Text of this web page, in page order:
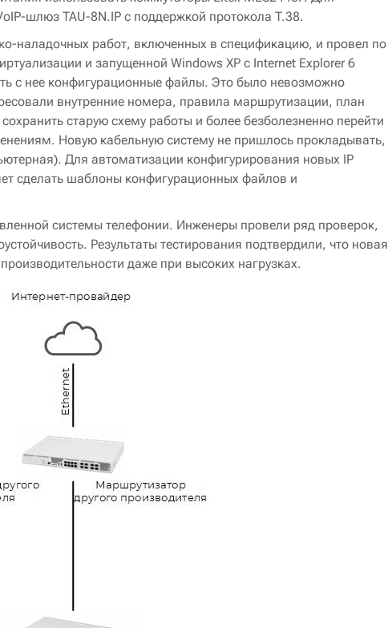
шлюз TAU-8N.IP с поддержкой протокола T.38.
наладочных работ, включенных в спецификацию, и провел по
и запущенной Windows XP с Internet Explorer 6
с нее конфигурационные файлы. Это было невозможно
внутренние номера, правила маршрутизации, план
старую схему работы и более безболезненно перейти
Новую кабельную систему не пришлось прокладывать,
Для автоматизации конфигурирования новых IP
сделать шаблоны конфигурационных файлов и
системы телефонии. Инженеры провели ряд проверок,
Результаты тестирования подтвердили, что новая
даже при высоких нагрузках.